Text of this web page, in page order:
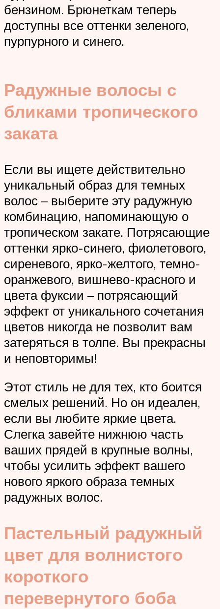
бензином. Брюнеткам теперь
доступны все оттенки зеленого,
пурпурного и синего.
Радужные волосы с
бликами тропического
заката
Если вы ищете действительно
уникальный образ для темных
волос – выберите эту радужную
комбинацию, напоминающую о
тропическом закате. Потрясающие
оттенки ярко-синего, фиолетового,
сиреневого, ярко-желтого, темно-
оранжевого, вишнево-красного и
цвета фуксии – потрясающий
эффект от уникального сочетания
цветов никогда не позволит вам
затеряться в толпе. Вы прекрасны
и неповторимы!
Этот стиль не для тех, кто боится
смелых решений. Но он идеален,
если вы любите яркие цвета.
Слегка завейте нижнюю часть
ваших прядей в крупные волны,
чтобы усилить эффект вашего
нового яркого образа темных
радужных волос.
Пастельный радужный
цвет для волнистого
короткого
перевернутого боба